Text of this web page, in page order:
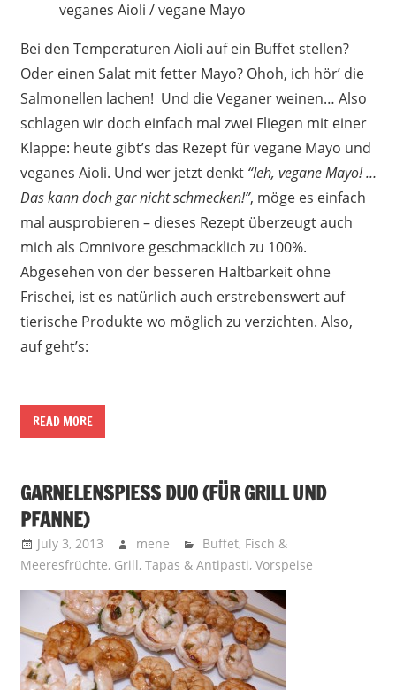
veganes Aioli / vegane Mayo
Bei den Temperaturen Aioli auf ein Buffet stellen?
Oder einen Salat mit fetter Mayo? Ohoh, ich hör’ die
Salmonellen lachen! Und die Veganer weinen… Also
schlagen wir doch einfach mal zwei Fliegen mit einer
Klappe: heute gibt’s das Rezept für vegane Mayo und
veganes Aioli. Und wer jetzt denkt “Ieh, vegane Mayo! …
Das kann doch gar nicht schmecken!”, möge es einfach
mal ausprobieren – dieses Rezept überzeugt auch
mich als Omnivore geschmacklich zu 100%.
Abgesehen von der besseren Haltbarkeit ohne
Frischei, ist es natürlich auch erstrebenswert auf
tierische Produkte wo möglich zu verzichten. Also,
auf geht’s:
READ MORE
GARNELENSPIESS DUO (FÜR GRILL UND P
FANNE)
July 3, 2013 mene Buffet, Fisch &
Meeresfrüchte, Grill, Tapas & Antipasti, Vorspeise